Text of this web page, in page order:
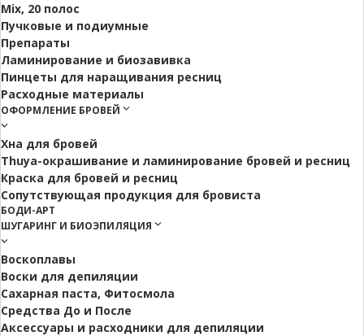
Mix, 20 полос
Пучковые и подиумные
Препараты
Ламинирование и биозавивка
Пинцеты для наращивания ресниц
Расходные материалы
ОФОРМЛЕНИЕ БРОВЕЙ
Хна для бровей
Thuya-окрашивание и ламинирование бровей и ресниц
Краска для бровей и ресниц
Сопутствующая продукция для бровиста
БОДИ-АРТ
ШУГАРИНГ И БИОЭПИЛЯЦИЯ
Воскоплавы
Воски для депиляции
Сахарная паста, Фитосмола
Средства До и После
Аксессуары и расходники для депиляции